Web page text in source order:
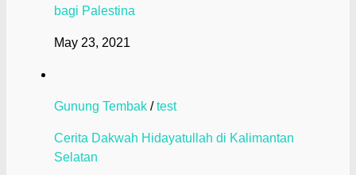
bagi Palestina
May 23, 2021
Gunung Tembak /test
Cerita Dakwah Hidayatullah di Kalimantan
Selatan